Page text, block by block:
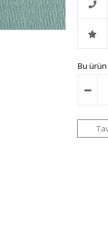
Telefonla
Sipariş
İndirimli
Bu ürün